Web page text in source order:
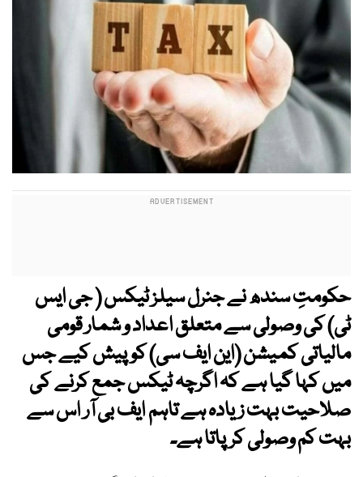
حکومتِ سندھ نے جنرل سیلز ٹیکس ( جی ایس
ٹی) کی وصولی سے متعلق اعداد و شمار قومی
مالیاتی کمیشن (این ایف سی) کو پیش کیے جس
میں کہا گیا ہے کہ اگرچہ ٹیکس جمع کرنے کی
صلاحیت بہت زیادہ ہے تاہم ایف بی آر اس سے
بہت کم وصولی کرپاتا ہے۔